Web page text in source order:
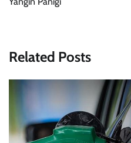
Related Posts